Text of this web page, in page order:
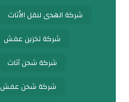
شركة الهدى لنقل الأثاث
شركة تخزين عفش
شركة شحن أثاث
شركة شحن عفش